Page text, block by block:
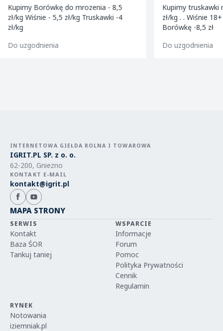
Kupimy Borówkę do mrozenia - 8,5
zł/kg Wiśnie - 5,5 zł/kg Truskawki -4
zł/kg
Do uzgodnienia
Kupimy truskawki na sok / zdrowe/ - 4
zł/kg . . Wiśnie 18+ w cenie -6,zł/kg.
Borówkę -8,5 zł
Do uzgodnienia
INTERNETOWA GIEŁDA ROLNA I TOWAROWA
IGRIT.PL SP. z o. o.
62-200, Gniezno
KONTAKT E-MAIL
kontakt@igrit.pl
MAPA STRONY
SERWIS
Kontakt
Baza ŚOR
Tankuj taniej
WSPARCIE
Informacje
Forum
Pomoc
Polityka Prywatności
Cennik
Regulamin
RYNEK
Notowania
iziemniak.pl